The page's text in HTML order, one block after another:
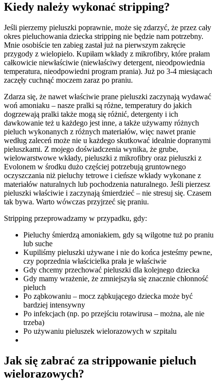
Kiedy należy wykonać stripping?
Jeśli pierzemy pieluszki poprawnie, może się zdarzyć, że przez cały
okres pieluchowania dziecka stripping nie będzie nam potrzebny.
Mnie osobiście ten zabieg zastał już na pierwszym zakręcie
przygody z wielopielo. Kupiłam wkłady z mikrofibry, które prałam
całkowicie niewłaściwie (niewłaściwy detergent, nieodpowiednia
temperatura, nieodpowiedni program prania). Już po 3-4 miesiącach
zaczęły cuchnąć moczem zaraz po praniu.
Zdarza się, że nawet właściwie prane pieluszki zaczynają wydawać
woń amoniaku – nasze pralki są różne, temperatury do jakich
dogrzewają pralki także mogą się różnić, detergenty i ich
dawkowanie też u każdego jest inne, a także używamy różnych
pieluch wykonanych z różnych materiałów, więc nawet pranie
według zaleceń może nie u każdego skutkować idealnie dopranymi
pieluszkami. Z mojego doświadczenia wynika, że grube,
wielowarstwowe wkłady, pieluszki z mikrofibry oraz pieluszki z
Evolonem w środku dużo częściej potrzebują gruntownego
oczyszczania niż pieluchy tetrowe i cieńsze wkłady wykonane z
materiałów naturalnych lub pochodzenia naturalnego. Jeśli pierzesz
pieluszki właściwie i zaczynają śmierdzieć – nie stresuj się. Czasem
tak bywa. Warto wówczas przyjrzeć się praniu.
Stripping przeprowadzamy w przypadku, gdy:
Pieluchy śmierdzą amoniakiem, gdy są wilgotne tuż po praniu
lub suche
Kupiliśmy pieluszki używane i nie do końca jesteśmy pewne,
czy poprzednia właścicielka prała je właściwie
Gdy chcemy przechować pieluszki dla kolejnego dziecka
Gdy mamy wrażenie, że zmniejszyła się znacznie chłonność
pieluch
Po ząbkowaniu – mocz ząbkującego dziecka może być
bardziej intensywny
Po infekcjach (np. po przejściu rotawirusa – można, ale nie
trzeba)
Po używaniu pieluszek wielorazowych w szpitalu
Jak się zabrać za strippowanie pieluch
wielorazowych?